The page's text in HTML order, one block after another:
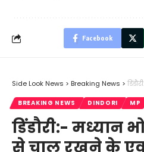
Facebook
Side Look News > Breaking News > डिंडौरी:-
BREAKING NEWS DINDORI MP
डिंडौरी:- मध्यान
से चालू रखने के